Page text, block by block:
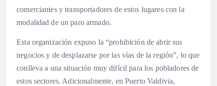
comerciantes y transportadores de estos lugares con la
modalidad de un paro armado.
Esta organización expuso la “prohibición de abrir sus
negocios y de desplazarse por las vías de la región”, lo que
conlleva a una situación muy difícil para los pobladores de
estos sectores. Adicionalmente, en Puerto Valdivia,